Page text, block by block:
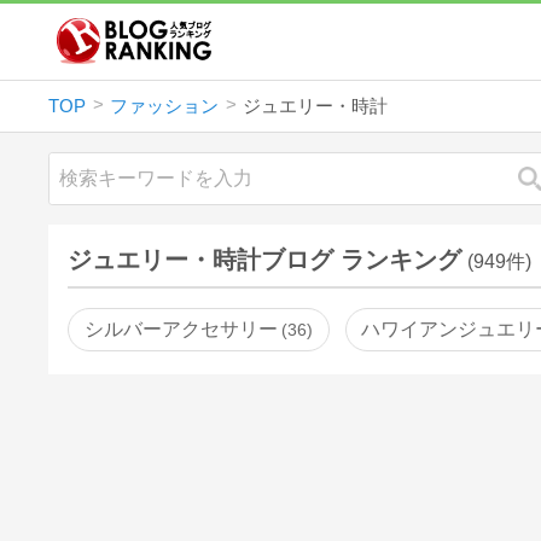
TOP ファッション ジュエリー・時計
ジュエリー・時計ブログ ランキング (949件)
シルバーアクセサリー 36 ハワイアンジュエリ